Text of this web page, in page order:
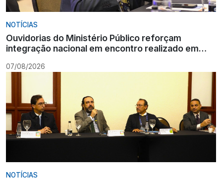
NOTÍCIAS
Ouvidorias do Ministério Público reforçam
integração nacional em encontro realizado em
07/08/2026
NOTÍCIAS